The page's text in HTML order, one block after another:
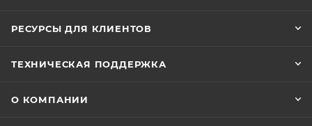
РЕСУРСЫ ДЛЯ КЛИЕНТОВ
ТЕХНИЧЕСКАЯ ПОДДЕРЖКА
О КОМПАНИИ